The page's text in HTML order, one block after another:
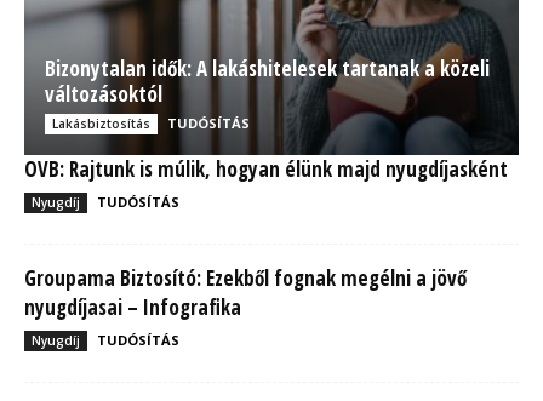
Bizonytalan idők: A lakáshitelesek tartanak a közeli
változásoktól
Lakásbiztosítás TUDÓSÍTÁS
OVB: Rajtunk is múlik, hogyan élünk majd nyugdíjasként
Nyugdíj TUDÓSÍTÁS
Groupama Biztosító: Ezekből fognak megélni a jövő
nyugdíjasai – Infografika
Nyugdíj TUDÓSÍTÁS